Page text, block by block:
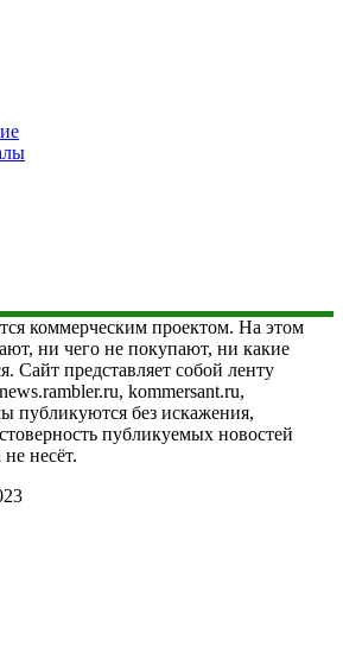
коммерческим проектом. На этом
ни чего не покупают, ни какие
Сайт представляет собой ленту
kommersant.ru,
публикуются без искажения,
публикуемых новостей
несёт.